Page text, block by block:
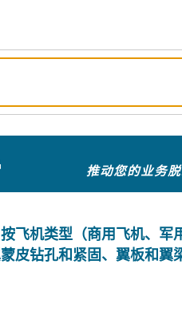
推动您的业务
飞机类型（商用飞机、军
皮钻孔和紧固、翼板和翼